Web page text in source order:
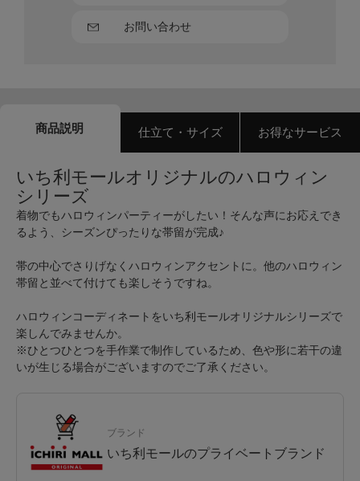
お問い合わせ
商品説明 仕立て・サイズ お得なサービス
いち利モールオリジナルのハロウィン
シリーズ
着物でもハロウィンパーティーがしたい！そんな声にお応えでき
るよう、シーズンぴったりな帯留が完成♪
帯の中心でさりげなくハロウィンアクセントに。他のハロウィン
帯留と並べて付けても楽しそうですね。
ハロウィンコーディネートをいち利モールオリジナルシリーズで
楽しんでみませんか。
※ひとつひとつを手作業で制作しているため、色や形に若干の違
いが生じる場合がございますのでご了承ください。
ブランド
いち利モールのプライベートブランド